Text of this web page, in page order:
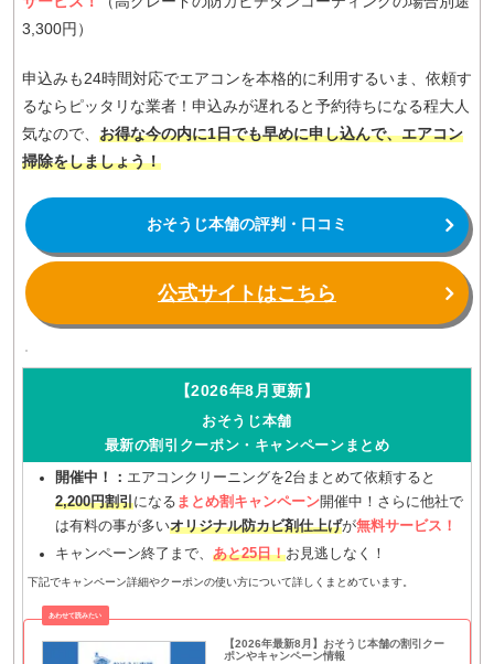
3,300円）
申込みも24時間対応でエアコンを本格的に利用するいま、依頼す
るならピッタリな業者！申込みが遅れると予約待ちになる程大人
気なので、 お得な今の内に1日でも早めに申し込んで、エアコン
掃除をしましょう！
おそうじ本舗の評判・口コミ
公式サイトはこちら
【2026年8月更新】
おそうじ本舗
最新の割引クーポン・キャンペーンまとめ
開催中！： エアコンクリーニングを2台まとめて依頼すると
2,200円割引になる まとめ割キャンペーン開催中！さらに他社で
は有料の事が多いオリジナル防カビ剤仕上げが無料サービス！
キャンペーン終了まで、 あと25日！お見逃しなく！
下記でキャンペーン詳細やクーポンの使い方について詳しくまとめています。
【2026年最新8月】おそうじ本舗の割引クー
ポンやキャンペーン情報